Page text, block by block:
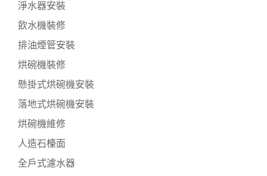
淨水器安裝
飲水機裝修
排油煙管安裝
烘碗機裝修
懸掛式烘碗機安裝
落地式烘碗機安裝
烘碗機維修
人造石檯面
全戶式濾水器